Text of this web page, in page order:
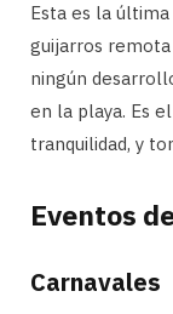
Esta es la
guijarros remota
ningún
en la playa. Es
tranquilidad, y
Eventos
Carnavales